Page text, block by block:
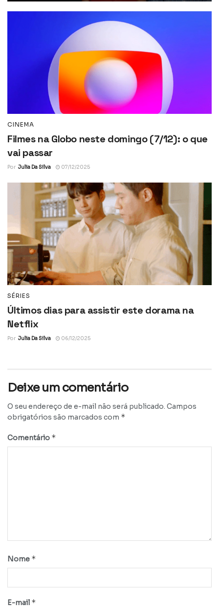
CINEMA
Filmes na Globo neste domingo (7/12): o que
vai passar
Por Julia Da Silva 07/12/2025
SÉRIES
Últimos dias para assistir este dorama na
Netflix
Por Julia Da Silva 06/12/2025
Deixe um comentário
O seu endereço de e-mail não será publicado. Campos
obrigatórios são marcados com *
Comentário *
Nome *
E-mail *